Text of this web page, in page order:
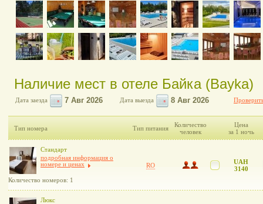
Наличие мест в отеле Байка (Bayka)
Дата заезда Дата выезда
Тип номера Тип питания
Количество
человек
Цена
за 1 ночь
Стандарт
подробная информация о
номере и ценах
Количество номеров: 1
RO
UAH
3140
Люкс